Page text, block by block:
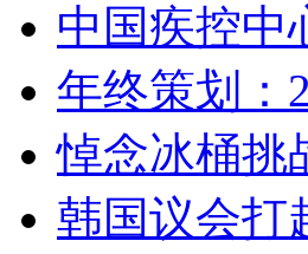
中国疾控中
年终策划：
悼念冰桶挑
韩国议会打